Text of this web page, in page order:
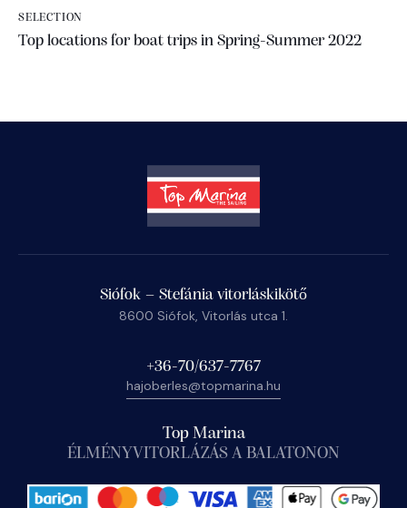
SELECTION
Top locations for boat trips in Spring-Summer 2022
Siófok – Stefánia vitorláskikötő
8600 Siófok, Vitorlás utca 1.
+36-70/637-7767
hajoberles@topmarina.hu
Top Marina
ÉLMÉNYVITORLÁZÁS A BALATONON